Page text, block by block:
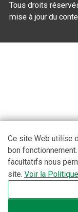
Tous droits
mise à jour du
Ce site Web utilise
bon
facultatifs nous
site. Voir la